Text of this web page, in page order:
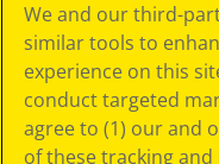
de privacidad
Política de
privacidad
Términos de SMS
GDPR
Aviso de
We and our third-
similar tools to
experience on this
conduct targeted
agree to (1) our and
of these tracking